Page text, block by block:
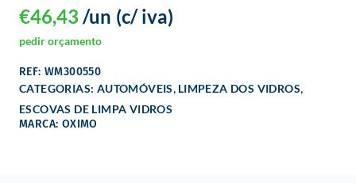
€46,43 (c/ iva)
/un
pedir orçamento
REF: WM300550
CATEGORIAS: AUTOMÓVEIS, LIMPEZA DOS VIDROS,
ESCOVAS DE LIMPA VIDROS
MARCA: OXIMO